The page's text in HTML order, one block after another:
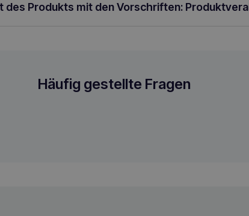
des Produkts mit den Vorschriften:
Häufig gestellte Fragen